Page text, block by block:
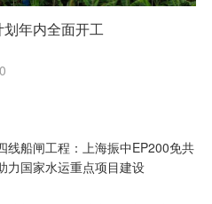
年内全面开工
0
线船闸工程：上海振中EP200免共
力国家水运重点项目建设